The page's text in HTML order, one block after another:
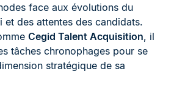
face aux évolutions du
et des attentes des candidats.
Cegid Talent Acquisition, il
tâches chronophages pour se
stratégique de sa